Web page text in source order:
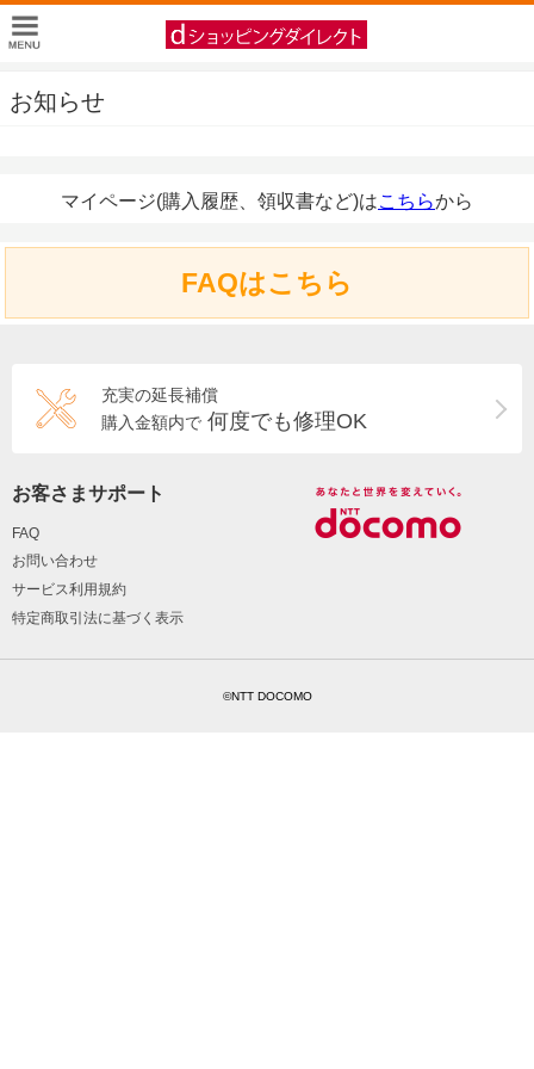
お知らせ
マイページ(購入履歴、領収書など)はこちらから
FAQはこちら
充実の延長補償
購入金額内で 何度でも修理OK
お客さまサポート
FAQ
お問い合わせ
サービス利用規約
特定商取引法に基づく表示
©NTT DOCOMO